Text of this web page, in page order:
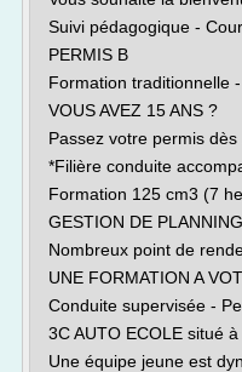
Suivi pédagogique -
PERMIS B
Formation traditionnelle
VOUS AVEZ 15 ANS ?
Passez votre permis
*Filière conduite
Formation 125 cm3 (7
GESTION DE
Nombreux point de
UNE FORMATION A
Conduite supervisée -
3C AUTO ECOLE situé
Une équipe jeune est